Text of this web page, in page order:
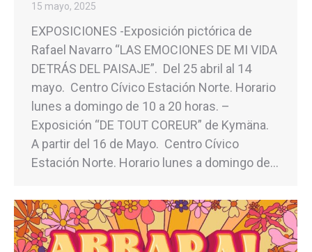
15 mayo, 2025
EXPOSICIONES -Exposición pictórica de
Rafael Navarro “LAS EMOCIONES DE MI VIDA
DETRÁS DEL PAISAJE”. Del 25 abril al 14
mayo. Centro Cívico Estación Norte. Horario
lunes a domingo de 10 a 20 horas. –
Exposición “DE TOUT COREUR” de Kymäna.
A partir del 16 de Mayo. Centro Cívico
Estación Norte. Horario lunes a domingo de…